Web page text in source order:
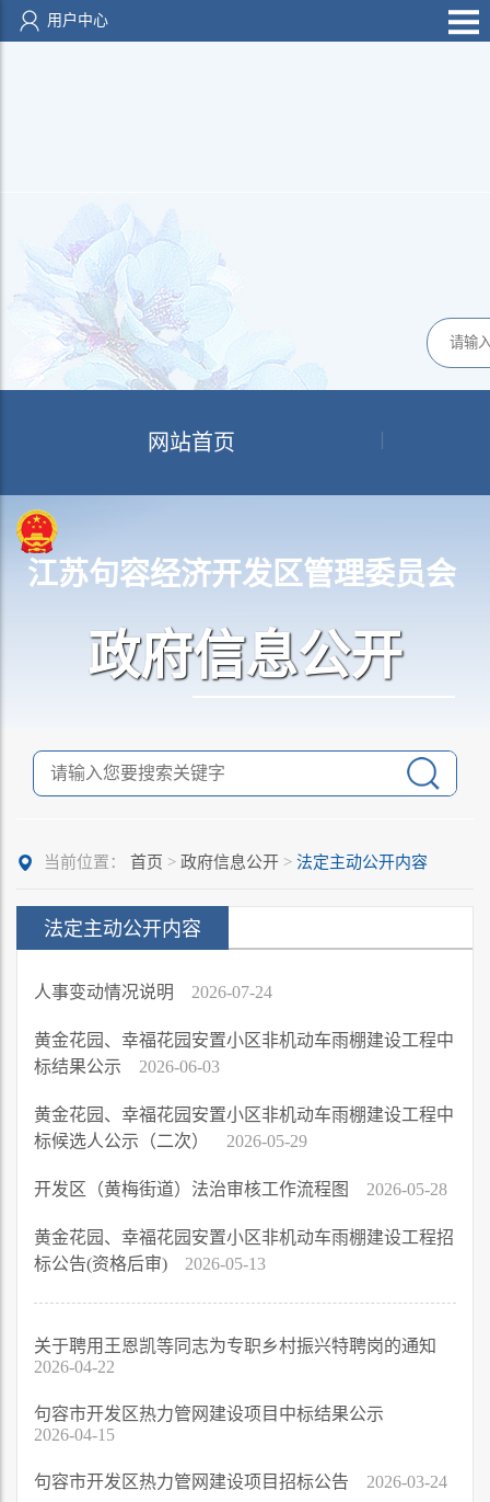
用户中心
网站首页
江苏句容经济开发区管理委员会
政府信息公开
当前位置： 首页 > 政府信息公开 > 法定主动公开内容
法定主动公开内容
人事变动情况说明 2026-07-24
黄金花园、幸福花园安置小区非机动车雨棚建设工程中
标结果公示
2026-06-03
黄金花园、幸福花园安置小区非机动车雨棚建设工程中
标候选人公示（二次）
2026-05-29
开发区（黄梅街道）法治审核工作流程图 2026-05-28
黄金花园、幸福花园安置小区非机动车雨棚建设工程招
标公告(资格后审)
2026-05-13
关于聘用王恩凯等同志为专职乡村振兴特聘岗的通知
2026-04-22
句容市开发区热力管网建设项目中标结果公示
2026-04-15
句容市开发区热力管网建设项目招标公告 2026-03-24